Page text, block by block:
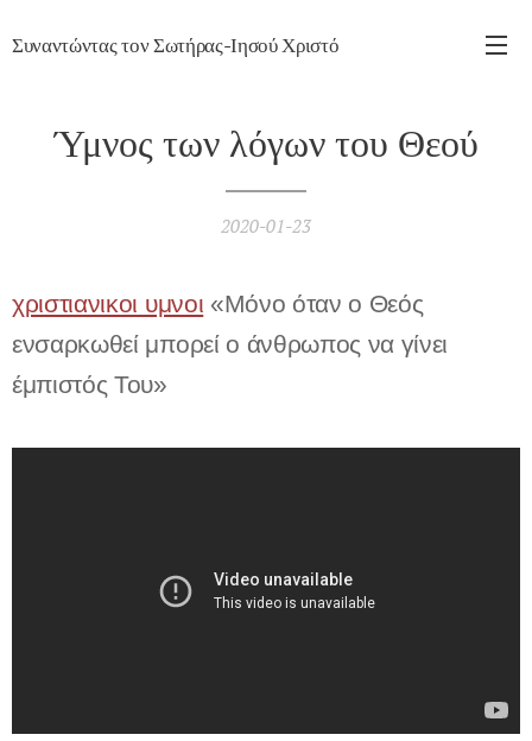
Συναντώντας τον Σωτήρας-Ιησού Χριστό
Ύμνος των λόγων του Θεού
2020-01-23
χριστιανικοι υμνοι «Μόνο όταν ο Θεός
ενσαρκωθεί μπορεί ο άνθρωπος να γίνει
έμπιστός Του»